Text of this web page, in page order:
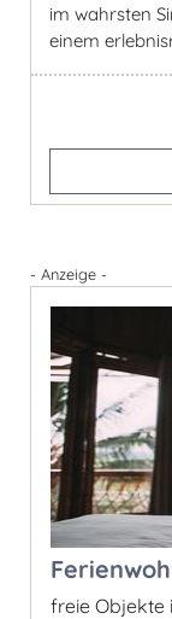
im wahrsten
einem
- Anzeige -
freie Objekte